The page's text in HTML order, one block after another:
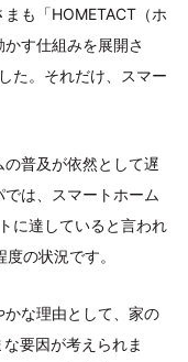
も「HOMETACT（ホ
す仕組みを展開さ
た。それだけ、スマー
普及が依然として遅
は、スマートホーム
に達していると言われ
の状況です。
な理由として、家の
要因が考えられま